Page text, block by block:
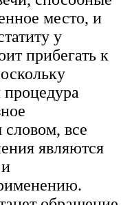
место, и
у
прибегать к
все
являются